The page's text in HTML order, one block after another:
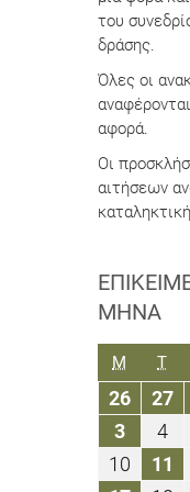
του
δράσης.
Όλες οι
αφορά.
Οι
αιτήσεων
ΜΉΝΑ
M ΔΕΥΤΈΡΑ
T
2626
2018
2727
33
2018
44
10 11